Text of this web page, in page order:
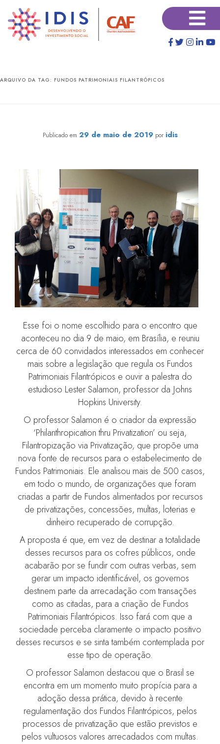
para
conteúdo
para
conteúdo
×
ARQUIVO DA TAG: FUNDOS PATRIMONIAIS FILANTRÓPICOS
Publicado em 29 de maio de 2019 por idis
Esse foi o nome escolhido para o encontro que
aconteceu no dia 9 de maio, em Brasília, e reuniu
cerca de 60 convidados interessados em conhecer
mais sobre a legislação que regula os Fundos
Patrimoniais Filantrópicos e ouvir a palestra do
estudioso Lester Salamon, professor da Johns
Hopkins University.
O professor Salamon é o criador da expressão
‘Philanthropication thru Privatization’ ou seja,
Filantropização via Privatização, que propõe uma
nova fonte de recursos para o estabelecimento de
Fundos Patrimoniais. Ele analisou mais de 500 casos,
em todo o mundo, de organizações que foram
criadas a partir de Fundos alimentados por recursos
de privatizações, concessões, multas, loterias e
dinheiro recuperado de corrupção.
A proposta é que, em vez de destinar a totalidade
desses recursos para os cofres públicos, onde
acabarão por se fundir com outras verbas, sem
gerar um impacto identificável, os governos
destinem parte da arrecadação com transações
como as citadas, para a criação de Fundos
Patrimoniais Filantrópicos. Isso fará com que a
sociedade perceba claramente o impacto positivo
desses recursos e se sinta também contemplada por
esse tipo de operação.
O professor Salamon destacou que o Brasil se
encontra em um momento muito propícia para a
adoção dessa prática, devido à recente
regulamentação dos Fundos Filantrópicos, pelos
processos de privatização que estão previstos e
pelos vultuosos valores arrecadados com multas.